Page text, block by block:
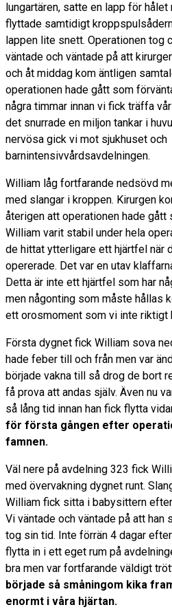
lungartären, satte en lapp för hålet
flyttade samtidigt
lappen lite snett. Operationen tog
väntade och väntade på att
och åt middag kom äntligen
operationen hade gått som
några timmar innan vi fick träffa
det snurrade en miljon tankar i
nervösa gick vi mot sjukhuset och
barnintensivvårdsavdelningen.
William låg fortfarande nedsövd
med slangar i kroppen. Kirurgen
återigen att operationen hade gått
William varit stabil under hela
de hittat ytterligare ett hjärtfel när
opererade. Det var en utav
Detta är inte ett hjärtfel som har
men någonting som måste hållas
ett orosmoment som vi inte
Första dygnet fick William sova
hade feber till och från men var
började vakna till så drog de bort
få prova att andas själv. Även nu
så lång tid innan han fick flytta
för första gången efter
famnen.
Väl nere på avdelning 323 fick
med övervakning dygnet runt.
William fick sitta i babysittern
Vi väntade och väntade på att
tog sin tid. Inte förrän 4 dagar
flytta in i ett eget rum på
bra men var fortfarande väldigt
började så småningom kika
enormt i våra hjärtan.